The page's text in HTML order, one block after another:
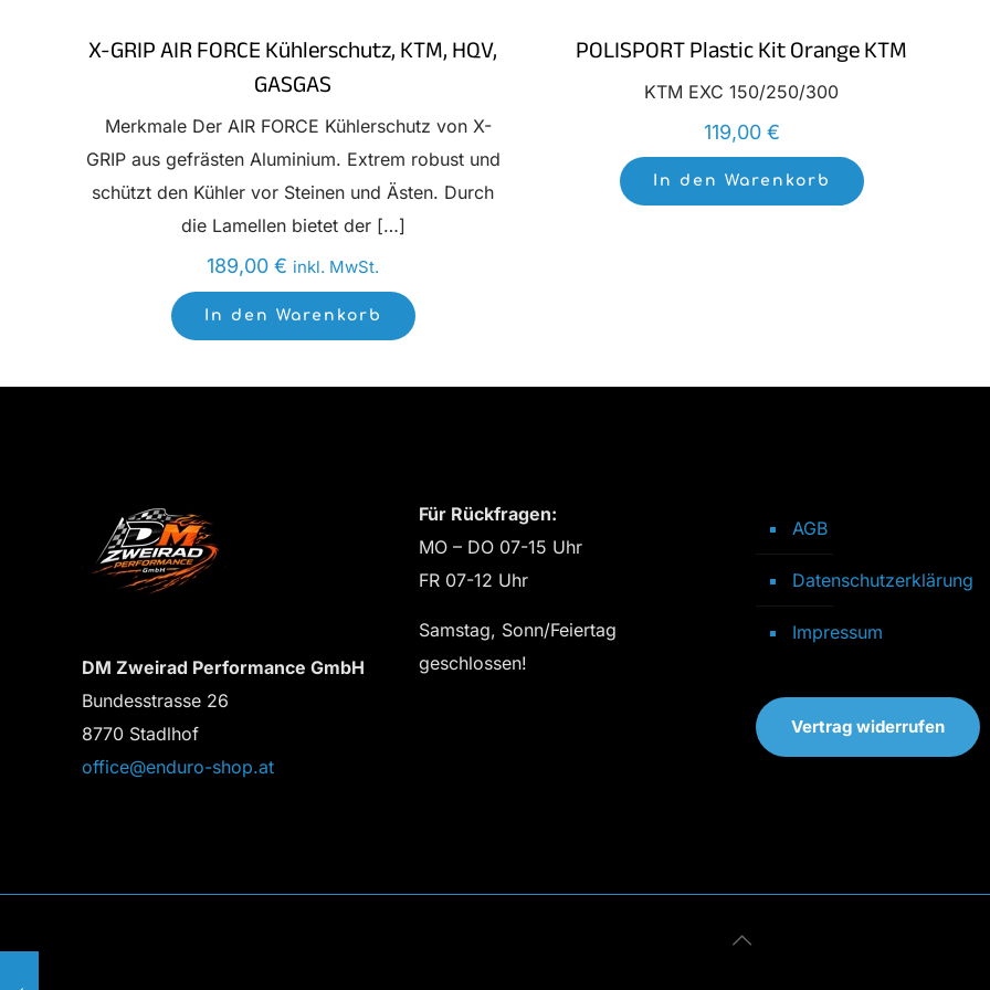
X-GRIP AIR FORCE Kühlerschutz, KTM, HQV,
GASGAS
Merkmale Der AIR FORCE Kühlerschutz von X-
GRIP aus gefrästen Aluminium. Extrem robust und
schützt den Kühler vor Steinen und Ästen. Durch
die Lamellen bietet der[…]
189,00€ inkl. MwSt.
In den Warenkorb
POLISPORT Plastic Kit Orange KTM
KTM EXC 150/250/300
119,00 €
In den Warenkorb
DM Zweirad Performance GmbH
Bundesstrasse 26
8770 Stadlhof
office@enduro-shop.at
Für Rückfragen:
MO – DO 07-15 Uhr
FR 07-12 Uhr
Samstag, Sonn/Feiertag
geschlossen!
AGB
Datenschutzerklärung
Impressum
Vertrag widerrufen